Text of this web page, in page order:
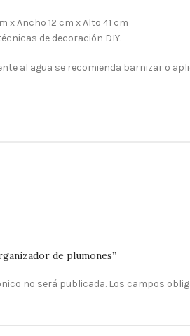
x Ancho 12 cm x Alto 41 cm
de decoración DIY.
al agua se recomienda barnizar o
de plumones”
no será publicada. Los campos